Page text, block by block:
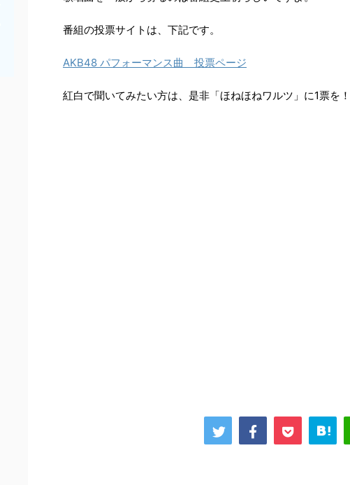
番組の投票サイトは、下記です。
AKB48 パフォーマンス曲 投票ページ
紅白で聞いてみたい方は、是非「ほねほねワルツ」に1票を！